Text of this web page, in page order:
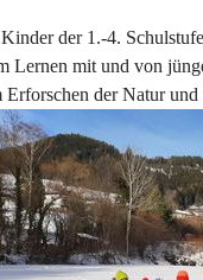
der 1.-4.
mit und von
der Natur